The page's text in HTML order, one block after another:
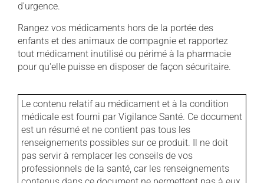
d'urgence.
Rangez vos médicaments hors de la portée des
enfants et des animaux de compagnie et rapportez
tout médicament inutilisé ou périmé à la pharmacie
pour qu'elle puisse en disposer de façon sécuritaire.
Le contenu relatif au médicament et à la condition
médicale est fourni par Vigilance Santé. Ce document
est un résumé et ne contient pas tous les
renseignements possibles sur ce produit. Il ne doit
pas servir à remplacer les conseils de vos
professionnels de la santé, car les renseignements